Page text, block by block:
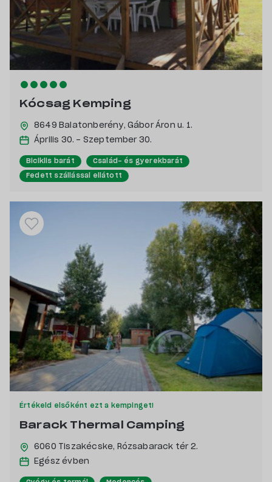
Kócsag Kemping
8649 Balatonberény, Gábor Áron u. 1.
Április 30. - Szeptember 30.
Biciklis barát Család- és gyerekbarát
Fedett szállással ellátott
Értékeld elsőként ezt a kempinget!
Barack Thermal Camping
6060 Tiszakécske, Rózsabarack tér 2.
Egész évben